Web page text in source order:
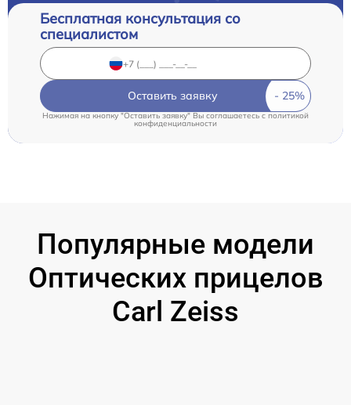
Бесплатная консультация со
специалистом
Оставить заявку
Нажимая на кнопку "Оставить заявку" Вы соглашаетесь c политикой
конфиденциальности
Популярные модели
Оптических прицелов
Carl Zeiss